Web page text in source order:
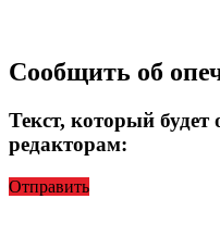
Сообщить об
Текст, который
редакторам:
Отправить